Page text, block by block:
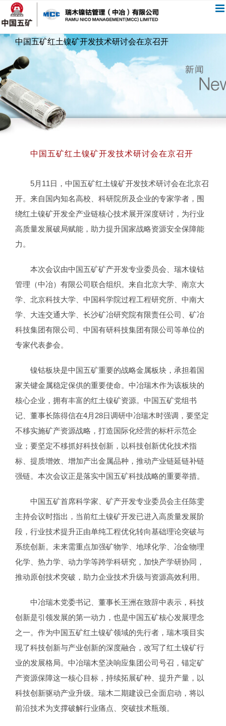
过
内
中国五矿红土镍矿开发技术研讨会在京召开
中国五矿红土镍矿开发技术研讨会在京召开
5月11日，中国五矿红土镍矿开发技术研讨会在北京召
开。来自国内知名高校、科研院所及企业的专家学者，围
绕红土镍矿开发全产业链核心技术展开深度研讨，为行业
高质量发展破局赋能，助力提升国家战略资源安全保障能
力。
本次会议由中国五矿矿产开发专业委员会、瑞木镍钴
管理（中冶）有限公司联合组织。来自北京大学、南京大
学、北京科技大学、中国科学院过程工程研究所、中南大
学、大连交通大学、长沙矿冶研究院有限责任公司、矿冶
科技集团有限公司、中国有研科技集团有限公司等单位的
专家代表参会。
镍钴板块是中国五矿重要的战略金属板块，承担着国
家关键金属稳定保供的重要使命。中冶瑞木作为该板块的
核心企业，拥有丰富的红土镍矿资源。中国五矿党组书
记、董事长陈得信在4月28日调研中冶瑞木时强调，要坚定
不移实施矿产资源战略，打造国际化经营的标杆示范企
业；要坚定不移抓好科技创新，以科技创新优化技术指
标、提质增效、增加产出金属品种，推动产业链延链补链
强链。本次会议正是落实中国五矿科技战略的重要举措。
中国五矿首席科学家、矿产开发专业委员会主任陈雯
主持会议时指出，当前红土镍矿开发已进入高质量发展阶
段，行业技术提升正由单纯工程优化转向基础理论突破与
系统创新。未来需重点加强矿物学、地球化学、冶金物理
化学、热力学、动力学等跨学科研究，加快产学研协同，
推动原创技术突破，助力企业技术升级与资源高效利用。
中冶瑞木党委书记、董事长王洲在致辞中表示，科技
创新是引领发展的第一动力，也是中国五矿核心发展理念
之一。作为中国五矿红土镍矿领域的先行者，瑞木项目实
现了科技创新与产业创新的深度融合，改写了红土镍矿行
业的发展格局。中冶瑞木坚决响应集团公司号召，锚定矿
产资源保障这一核心目标，持续拓展矿种、提升产量，以
科技创新驱动产业升级。瑞木二期建设已全面启动，将以
前沿技术为支撑破解行业痛点、突破技术瓶颈。